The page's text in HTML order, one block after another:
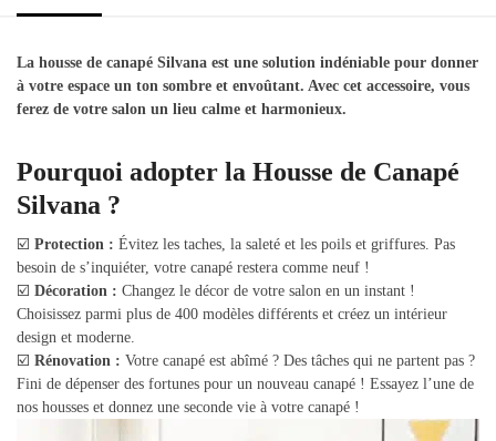
La housse de canapé Silvana est une solution indéniable pour donner
à votre espace un ton sombre et envoûtant. Avec cet accessoire, vous
ferez de votre salon un lieu calme et harmonieux.
Pourquoi adopter la Housse de Canapé
Silvana ?
☑️ Protection : Évitez les taches, la saleté et les poils et griffures. Pas
besoin de s’inquiéter, votre canapé restera comme neuf !
☑️ Décoration : Changez le décor de votre salon en un instant !
Choisissez parmi plus de 400 modèles différents et créez un intérieur
design et moderne.
☑️ Rénovation : Votre canapé est abîmé ? Des tâches qui ne partent pas ?
Fini de dépenser des fortunes pour un nouveau canapé ! Essayez l’une de
nos housses et donnez une seconde vie à votre canapé !